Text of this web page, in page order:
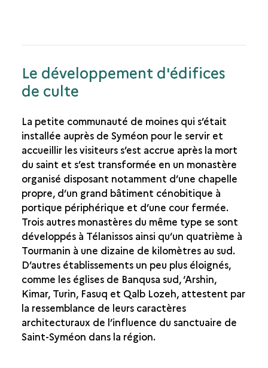
Le développement d'édifices
de culte
La petite communauté de moines qui s’était
installée auprès de Syméon pour le servir et
accueillir les visiteurs s’est accrue après la mort
du saint et s’est transformée en un monastère
organisé disposant notamment d’une chapelle
propre, d’un grand bâtiment cénobitique à
portique périphérique et d’une cour fermée.
Trois autres monastères du même type se sont
développés à Télanissos ainsi qu’un quatrième à
Tourmanin à une dizaine de kilomètres au sud.
D’autres établissements un peu plus éloignés,
comme les églises de Banqusa sud, ‘Arshin,
Kimar, Turin, Fasuq et Qalb Lozeh, attestent par
la ressemblance de leurs caractères
architecturaux de l’influence du sanctuaire de
Saint-Syméon dans la région.